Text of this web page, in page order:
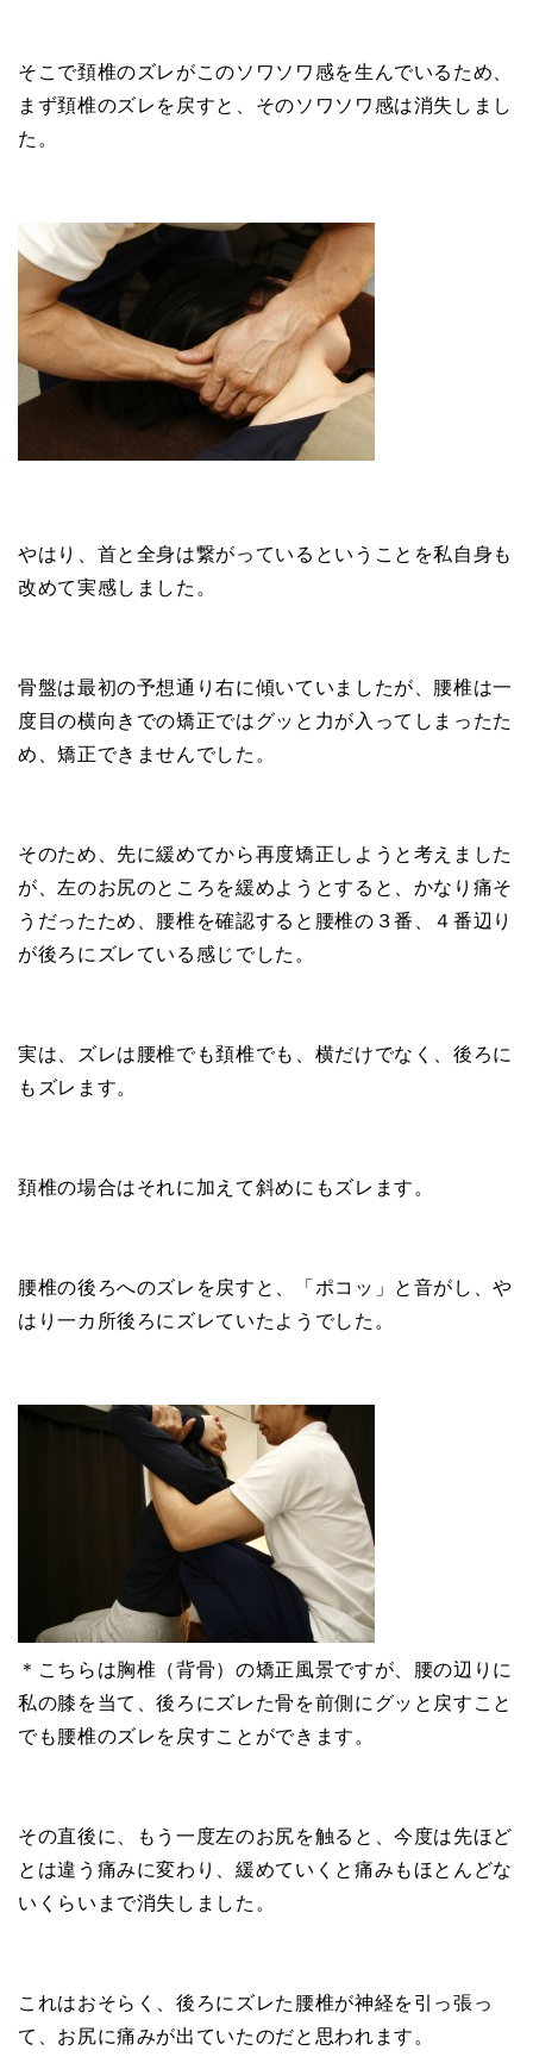
そこで頚椎のズレがこのソワソワ感を生んでいるため、
まず頚椎のズレを戻すと、そのソワソワ感は消失しまし
た。
やはり、首と全身は繋がっているということを私自身も
改めて実感しました。
骨盤は最初の予想通り右に傾いていましたが、腰椎は一
度目の横向きでの矯正ではグッと力が入ってしまったた
め、矯正できませんでした。
そのため、先に緩めてから再度矯正しようと考えました
が、左のお尻のところを緩めようとすると、かなり痛そ
うだったため、腰椎を確認すると腰椎の３番、４番辺り
が後ろにズレている感じでした。
実は、ズレは腰椎でも頚椎でも、横だけでなく、後ろに
もズレます。
頚椎の場合はそれに加えて斜めにもズレます。
腰椎の後ろへのズレを戻すと、「ポコッ」と音がし、や
はり一カ所後ろにズレていたようでした。
＊こちらは胸椎（背骨）の矯正風景ですが、腰の辺りに
私の膝を当て、後ろにズレた骨を前側にグッと戻すこと
でも腰椎のズレを戻すことができます。
その直後に、もう一度左のお尻を触ると、今度は先ほど
とは違う痛みに変わり、緩めていくと痛みもほとんどな
いくらいまで消失しました。
これはおそらく、後ろにズレた腰椎が神経を引っ張っ
て、お尻に痛みが出ていたのだと思われます。